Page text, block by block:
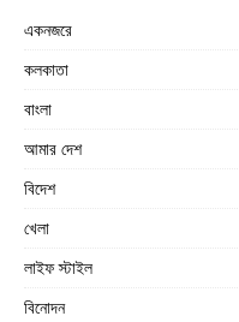
একনজরে
কলকাতা
বাংলা
আমার দেশ
বিদেশ
খেলা
লাইফ স্টাইল
বিনোদন